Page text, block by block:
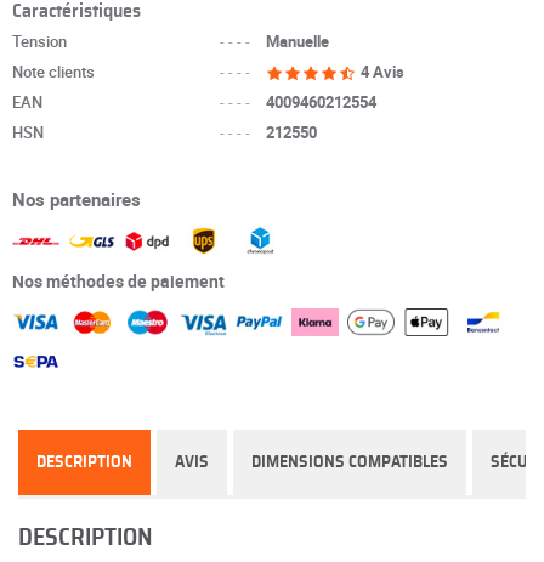
Caractéristiques
Tension ----
Manuelle
Note clients
----
4 Avis
EAN
----
4009460212554
HSN
---- 212550
Nos partenaires
Nos méthodes de paiement
DESCRIPTION AVIS DIMENSIONS COMPATIBLES
DESCRIPTION